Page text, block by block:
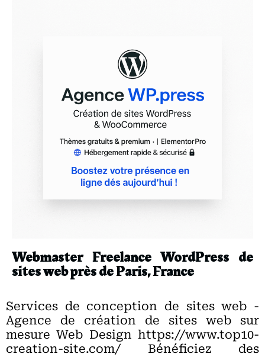
Webmaster Freelance WordPress de
sites web près de Paris, France
Services de conception de sites web -
Agence de création de sites web sur
mesure Web Design https://www.top10-
creation-site.com/ Bénéficiez des